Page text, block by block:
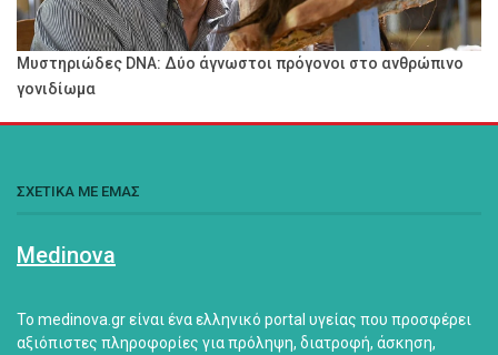
Μυστηριώδες DNA: Δύο άγνωστοι πρόγονοι στο ανθρώπινο
γονιδίωμα
ΣΧΕΤΙΚΑ ΜΕ ΕΜΑΣ
Medinova
Το medinova.gr είναι ένα ελληνικό portal υγείας που προσφέρει
αξιόπιστες πληροφορίες για πρόληψη, διατροφή, άσκηση,